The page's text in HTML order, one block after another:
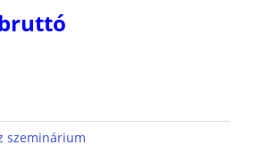
szeminárium